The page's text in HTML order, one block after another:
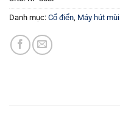
Danh mục: Cổ điển Máy hút mùi